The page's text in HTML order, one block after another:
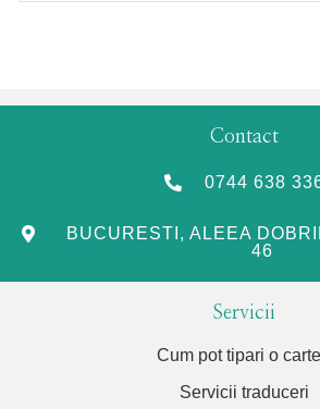
Contact
0744 638
BUCURESTI, ALEEA
46
Servicii
Cum pot tipari o
Servicii traduceri